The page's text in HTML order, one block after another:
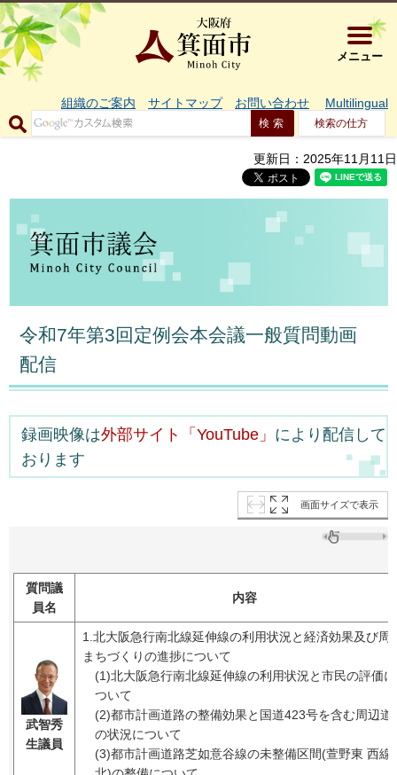
大阪府箕
メニュー
組織のご案内 サイトマップ お問い合わせ Multilingual
検索の仕方
更新日：2025年11月11日
令和7年第3回定例会本会議一般質問動画
配信
録画映像は外部サイト「YouTube」 により配信して
おります
画面サイズで表示
質問議
員名
内容
武智秀
生議員
1.北大阪急行南北線延伸線の利用状況と経済効果及び周
まちづくりの進捗について
(1)北大阪急行南北線延伸線の利用状況と市民の評価に
ついて
(2)都市計画道路の整備効果と国道423号を含む周辺道
の状況について
(3)都市計画道路芝如意谷線の未整備区間(萱野東 西線